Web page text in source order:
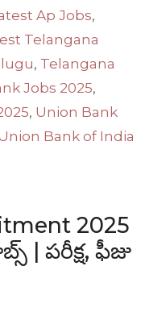
Ap Jobs,
Telangana
, Telangana
Jobs 2025,
, Union Bank
Bank of India
2025
| పరీక్ష, ఫీజు